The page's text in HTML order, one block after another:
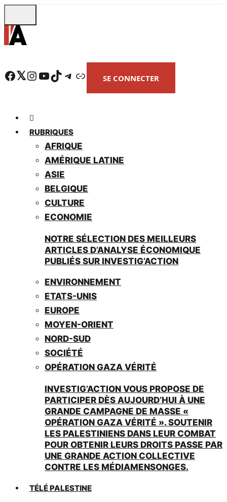
to
main
Facebook Twitter Instagram YouTube TikTok Telegram Lien SE CONNECTER
RUBRIQUES
AFRIQUE
AMÉRIQUE LATINE
ASIE
BELGIQUE
CULTURE
ECONOMIE
NOTRE SÉLECTION DES MEILLEURS
ARTICLES D’ANALYSE ÉCONOMIQUE
PUBLIÉS SUR INVESTIG’ACTION
ENVIRONNEMENT
ETATS-UNIS
EUROPE
MOYEN-ORIENT
NORD-SUD
SOCIÉTÉ
OPÉRATION GAZA VÉRITÉ
INVESTIG’ACTION VOUS PROPOSE DE
PARTICIPER DÈS AUJOURD’HUI À UNE
GRANDE CAMPAGNE DE MASSE «
OPÉRATION GAZA VÉRITÉ ». SOUTENIR
LES PALESTINIENS DANS LEUR COMBAT
POUR OBTENIR LEURS DROITS PASSE PAR
UNE GRANDE ACTION COLLECTIVE
CONTRE LES MÉDIAMENSONGES.
TÉLÉ PALESTINE